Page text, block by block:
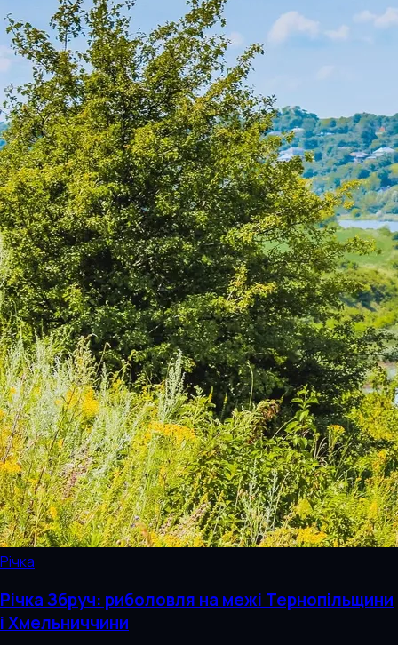
Річка
Річка Збруч: риболовля на межі Тернопільщини
і Хмельниччини